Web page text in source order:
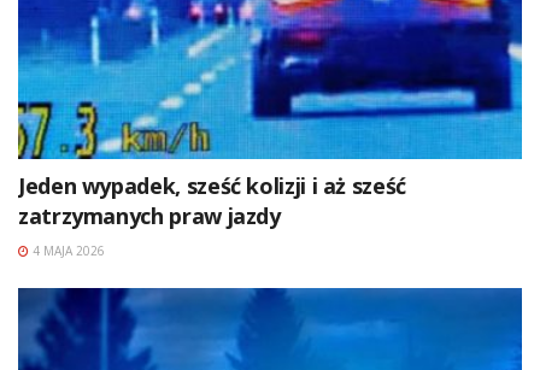
Jeden wypadek, sześć kolizji i aż sześć
zatrzymanych praw jazdy
4 MAJA 2026